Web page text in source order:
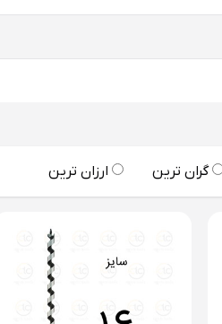
گران ترین ارزان ترین